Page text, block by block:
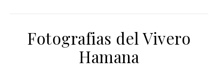
Fotografias del Vivero
Hamana